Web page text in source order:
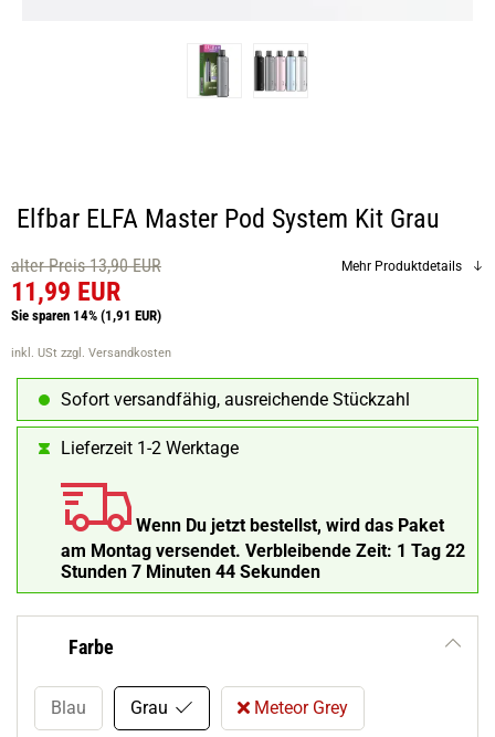
Elfbar ELFA Master Pod System Kit Grau
alter Preis 13,90 EUR
11,99 EUR
Sie sparen 14% (1,91 EUR)
inkl. USt zzgl. Versandkosten
Mehr Produktdetails
Sofort versandfähig, ausreichende Stückzahl
Lieferzeit 1-2 Werktage
Wenn Du jetzt bestellst, wird das Paket
am Montag versendet. Verbleibende Zeit: 1 Tag 22
Stunden 7 Minuten 43 Sekunden
Farbe
Blau Grau Meteor Grey